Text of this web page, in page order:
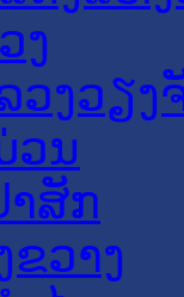
ງ
ງວຽງ
ວນ
າສັກ
ວາງ